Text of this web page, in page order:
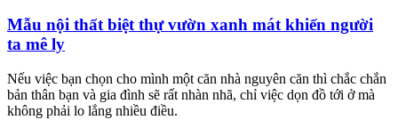
Mẫu nội thất biệt thự vườn xanh mát khiến người
ta mê ly
Nếu việc bạn chọn cho mình một căn nhà nguyên căn thì chắc chắn
bản thân bạn và gia đình sẽ rất nhàn nhã, chỉ việc dọn đồ tới ở mà
không phải lo lắng nhiều điều.